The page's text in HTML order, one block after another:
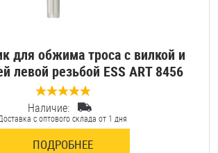
для обжима троса с вилкой и
левой резьбой ESS ART 8456
0 отзывов
Наличие:
с оптового склада от 1 дня
ПОДРОБНЕЕ